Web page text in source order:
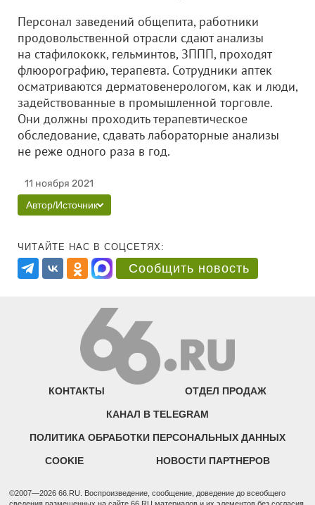
Персонал заведений общепита, работники
продовольственной отрасли сдают анализы
на стафилококк, гельминтов, ЗППП, проходят
флюорографию, терапевта. Сотрудники аптек
осматриваются дерматовенерологом, как и люди,
задействованные в промышленной торговле.
Они должны проходить терапевтическое
обследование, сдавать лабораторные анализы
не реже одного раза в год.
11 ноября 2021
Автор/Источник
ЧИТАЙТЕ НАС В СОЦСЕТЯХ:
Сообщить новость
КОНТАКТЫ ОТДЕЛ ПРОДАЖ
КАНАЛ В TELEGRAM
ПОЛИТИКА ОБРАБОТКИ ПЕРСОНАЛЬНЫХ ДАННЫХ
COOKIE НОВОСТИ ПАРТНЕРОВ
©2007—2026 66.RU. Воспроизведение, сообщение, доведение до всеобщего